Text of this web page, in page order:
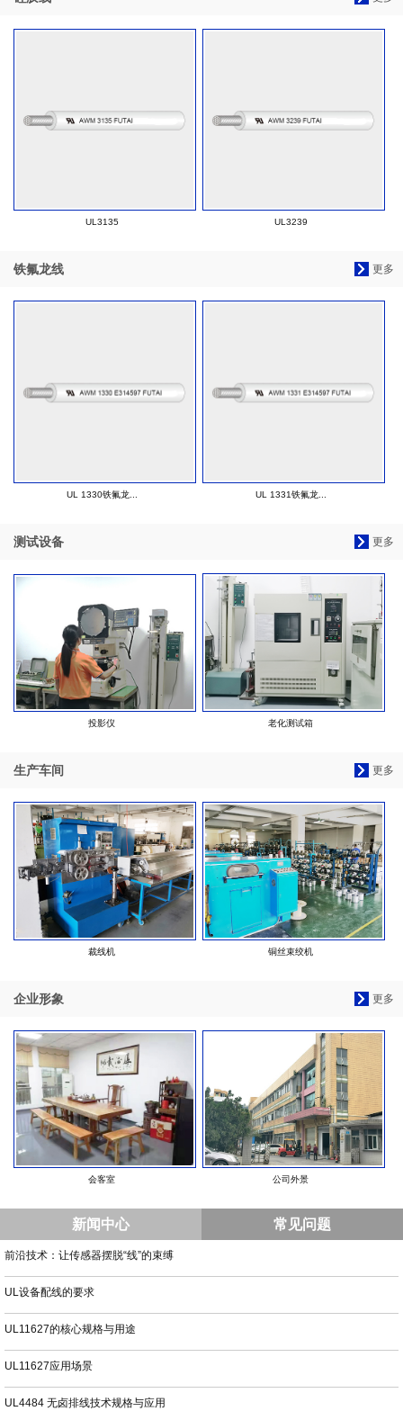
UL3135 UL3239
更多
铁氟龙线
UL 1330铁氟龙... UL 1331铁氟龙...
更多
测试设备
投影仪 老化测试箱
更多
生产车间
裁线机 铜丝束绞机
更多
企业形象
会客室 公司外景
新闻中心 常见问题
前沿技术：让传感器摆脱“线”的束缚
UL设备配线的要求
UL11627的核心规格与用途
UL11627应用场景
UL4484 无卤排线技术规格与应用